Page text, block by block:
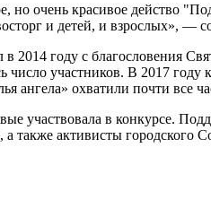
но очень красивое действо
и детей, и взрослых», —
2014 году с благословения
участников. В 2017 году
ангела» охватили почти все
участвовала в конкурсе.
а также активисты